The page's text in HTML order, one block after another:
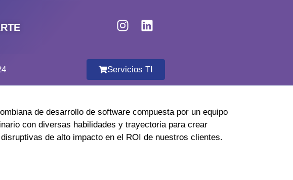
Servicios TI
de desarrollo de software compuesta por un equipo
con diversas habilidades y trayectoria para crear
de alto impacto en el ROI de nuestros clientes.